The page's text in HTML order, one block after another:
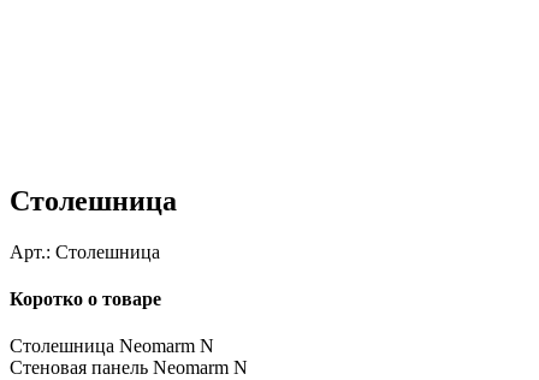
Столешница
Арт.: Столешница
Коротко о товаре
Столешница Neomarm N
Стеновая панель Neomarm N